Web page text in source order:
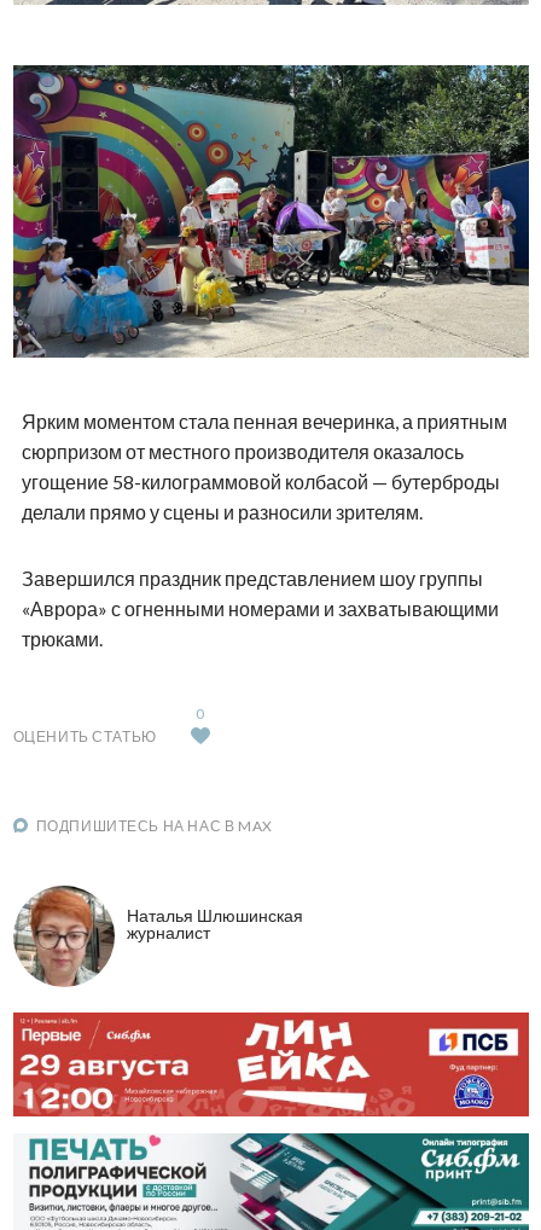
Ярким моментом стала пенная вечеринка, а приятным
сюрпризом от местного производителя оказалось
угощение 58-килограммовой колбасой — бутерброды
делали прямо у сцены и разносили зрителям.
Завершился праздник представлением шоу группы
«Аврора» с огненными номерами и захватывающими
трюками.
ОЦЕНИТЬ СТАТЬЮ
0
ПОДПИШИТЕСЬ НА НАС В MAX
Наталья Шлюшинская
журналист